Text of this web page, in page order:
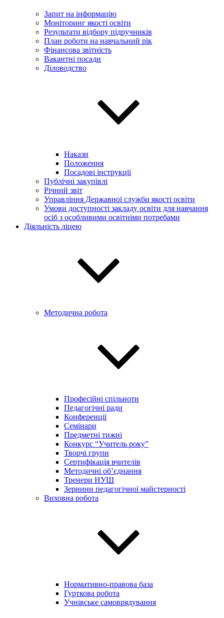
Запит на інформацію
Моніторинг якості освіти
Результати відбору підручників
План роботи на навчальний рік
Фінансова звітність
Вакантні посади
Діловодство
Накази
Положення
Посадові інструкції
Публічні закупівлі
Річний звіт
Управління Державної служби якості освіти
Умови доступності закладу освіти для навчання
осіб з особливими освітніми потребами
Діяльність ліцею
Методична робота
Професійні спільноти
Педагогічні ради
Конференції
Семінари
Предметні тижні
Конкурс “Учитель року”
Творчі групи
Сертифікація вчителів
Методичні об’єднання
Тренери НУШ
Зернини педагогічної майстерності
Виховна робота
Нормативно-правова база
Гурткова робота
Учнівське самоврядування